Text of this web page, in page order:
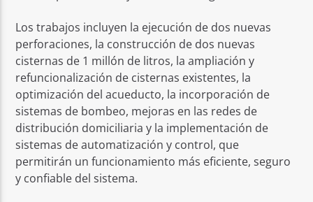
Los trabajos incluyen la ejecución de dos nuevas
perforaciones, la construcción de dos nuevas
cisternas de 1 millón de litros, la ampliación y
refuncionalización de cisternas existentes, la
optimización del acueducto, la incorporación de
sistemas de bombeo, mejoras en las redes de
distribución domiciliaria y la implementación de
sistemas de automatización y control, que
permitirán un funcionamiento más eficiente, seguro
y confiable del sistema.